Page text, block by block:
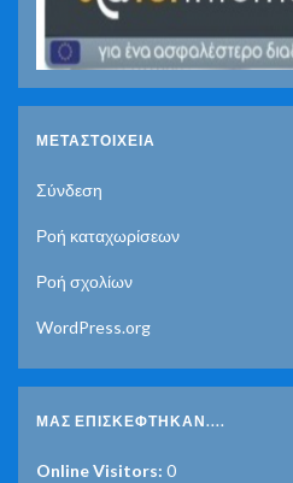
ΜΕΤΑΣΤΟΙΧΕΊΑ
Σύνδεση
Ροή καταχωρίσεων
Ροή σχολίων
WordPress.org
ΜΑΣ ΕΠΙΣΚΈΦΤΗΚΑΝ....
Online Visitors: 0